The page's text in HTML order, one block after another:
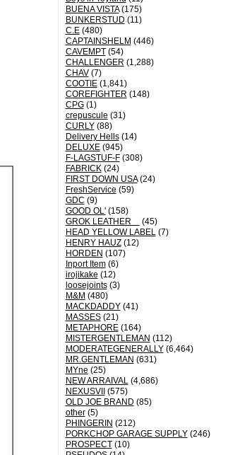
BUENA VISTA(175)
BUNKERSTUD (11)
C.E(480)
CAPTAINSHELM (446)
CAVEMPT(54)
CHALLENGER (1,288)
CHAV(7)
COOTIE(1,841)
COREFIGHTER (148)
CPG(1)
crepuscule (31)
CURLY(88)
Delivery Hells(14)
DELUXE(945)
F-LAGSTUF-F(308)
FABRICK(24)
FIRST DOWN USA(24)
FreshService (59)
GDC (9)
GOOD OL'(158)
GROK LEATHER
(45)
HEAD YELLOW LABEL(7)
HENRY HAUZ(12)
HORDEN (107)
Inport Item(6)
irojikake (12)
loosejoints(3)
M&M (480)
MACKDADDY(41)
MASSES(21)
METAPHORE(164)
MISTERGENTLEMAN (112)
MODERATEGENERALLY(6,464)
MR.GENTLEMAN (631)
MYne (25)
NEW ARRAIVAL(4,686)
NEXUSVII
(575)
OLD JOE BRAND (85)
other(5)
PHINGERIN (212)
PORKCHOP GARAGE SUPPLY(246)
PROSPECT(10)